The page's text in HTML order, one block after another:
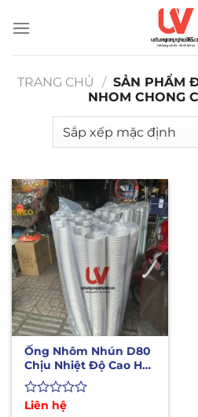
qua
TRANG CHỦ
/ SẢN PHẨM
NHOM CHONG
Ống Nhôm Nhún D80
Chịu Nhiệt Độ Cao Hút
Mùi, Khói Bếp Nướng
Được
Liên hệ